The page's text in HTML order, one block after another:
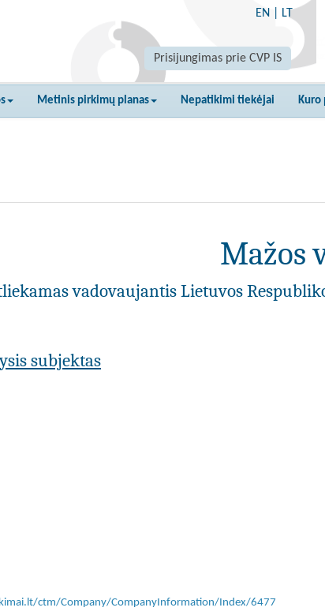
EN LT
Prisijungimas prie CVP IS
Metinis pirkimų planas Nepatikimi tiekėjai Kuro
Mažos
vadovaujantis Lietuvos
subjektas
ctm/Company/CompanyInformation/Index/6477